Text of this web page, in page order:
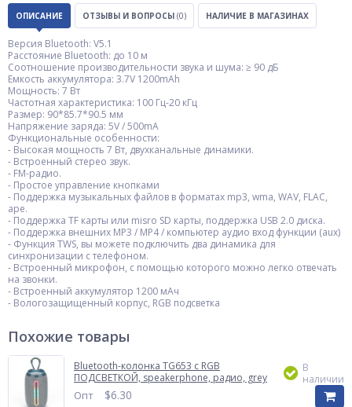
ОПИСАНИЕ ОТЗЫВЫ И ВОПРОСЫ (0) НАЛИЧИЕ В МАГАЗИНАХ
Версия Bluetooth: V5.1
Расстояние Bluetooth: до 10 м
Соотношение производительности звука и шума: ≥ 90 дБ
Емкость аккумулятора: 3.7V 1200mAh
Мощность: 7 Вт
Частотная характеристика: 100 Гц-20 кГц
Размер: 90*85.7*90.5 мм
Напряжение заряда: 5V / 500mA
Функциональные особенности:
- Высокая мощность 7 Вт, двухканальные динамики.
- Встроенный стерео звук.
- FM-радио.
- Простое управление кнопками
- Поддержка музыкальных файлов в форматах mp3, wma, WAV, FLAC,
ape.
- Поддержка TF карты или misro SD карты, поддержка USB 2.0 диска.
- Поддержка внешних MP3 / MP4 / компьютер аудио вход функции (aux)
- Функция TWS, вы можете подключить два динамика для
синхронизации с телефоном.
- Встроенный микрофон, с помощью которого можно легко отвечать
на звонки.
- Встроенный аккумулятор 1200 мАч
- Вологозащищенный корпус, RGB подсветка
Похожие товары
Bluetooth-колонка TG653 с RGB
ПОДСВЕТКОЙ, speakerphone, радио, grey
Опт $6.30
В
наличии